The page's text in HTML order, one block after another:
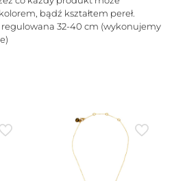
bądź kształtem pereł.
regulowana 32-40 cm (wykonujemy